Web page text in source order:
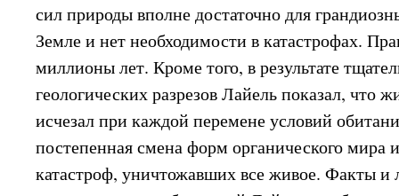
сил природы вполне достаточно для
Земле и нет необходимости в катастрофах.
миллионы лет. Кроме того, в результате
геологических разрезов Лайель показал, что
исчезал при каждой перемене условий
постепенная смена форм органического мира
катастроф, уничтожавших все живое. Факты и